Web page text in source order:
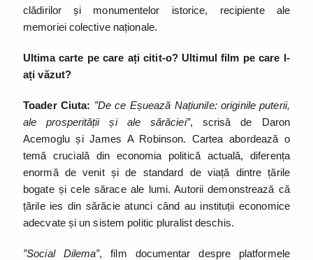
clădirilor și monumentelor istorice, recipiente ale
memoriei colective naționale.
Ultima carte pe care ați citit-o? Ultimul film pe care l-
ați văzut?
Toader Ciuta: ”De ce Eșuează Națiunile: originile puterii,
ale prosperității și ale sărăciei”, scrisă de Daron
Acemoglu și James A Robinson. Cartea abordează o
temă crucială din economia politică actuală, diferența
enormă de venit și de standard de viață dintre țările
bogate și cele sărace ale lumi. Autorii demonstrează că
țările ies din sărăcie atunci când au instituții economice
adecvate și un sistem politic pluralist deschis.
”Social Dilema”, film documentar despre platformele